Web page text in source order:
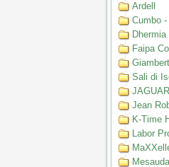
Ardell
Cumbo
Dhermia
Faipa
Sali di
Jean
K-Time
Labor